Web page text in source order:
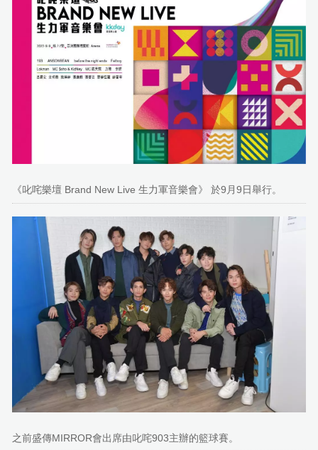
《叱咤樂壇 Brand New Live 生力軍音樂會》 於9月9日舉行。
之前盛傳MIRROR會出席由叱咤903主辦的籃球賽。